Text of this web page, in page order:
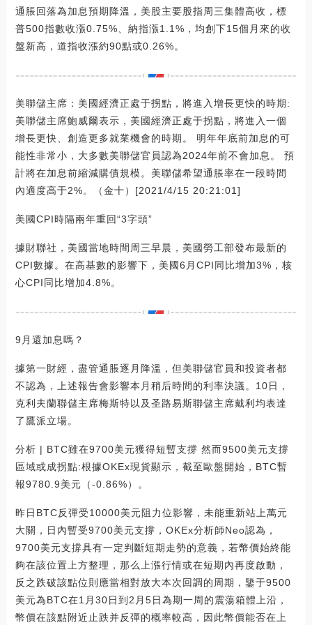
通脹回落為加息預期降溫，美股主要股指周三集體高收，標
普500指數收漲0.75%、納指漲1.1%，均創下15個月來的收
盤新高，道指收漲約90點或0.26%。
美聯儲主席：美國經濟正處于拐點，將進入增長更快的時期:
美聯儲主席鮑威爾表示，美國經濟正處于拐點，將進入一個
增長更快、創造更多就業機會的時期。 明年年底前加息的可
能性非常小，大多數美聯儲官員認為2024年前不會加息。 預
計將在加息前縮減購債規模。美聯儲希望通脹率在一段時間
內適度高于2%。（金十）[2021/4/15 20:21:01]
美國CPI時隔兩年重回“3字頭”
據財聯社，美國當地時間周三早晨，美國勞工部發布最新的
CPI數據。在高基數的影響下，美國6月CPI同比增加3%，核
心CPI同比增加4.8%。
9月還加息嗎？
據第一財經，盡管通脹逐月降溫，但美聯儲官員和投資者都
不認為，上述報告會影響本月稍后時間的利率決議。10日，
克利夫蘭聯儲主席梅斯特以及圣路易斯聯儲主席戴利均表達
了鷹派立場。
分析 | BTC雖在9700美元獲得短暫支撐 然而9500美元支撐
區域或成拐點:根據OKEx現貨顯示，截至歐盤開始，BTC暫
報9780.9美元（-0.86%）。
昨日BTC反彈受10000美元阻力位影響，未能重新站上萬元
大關，日內暫受9700美元支撐，OKEx分析師Neo認為，
9700美元支撐具有一定判斷短期走勢的意義，若幣價始終能
夠在該位置上方整理，那么上漲行情或在短期內再度啟動，
反之跌破該點位則應當相對放大本次回調的周期，鑒于9500
美元為BTC在1月30日到2月5日為期一周的震蕩箱體上沿，
幣價在該點附近止跌并反彈的概率較高，因此幣價能否在上